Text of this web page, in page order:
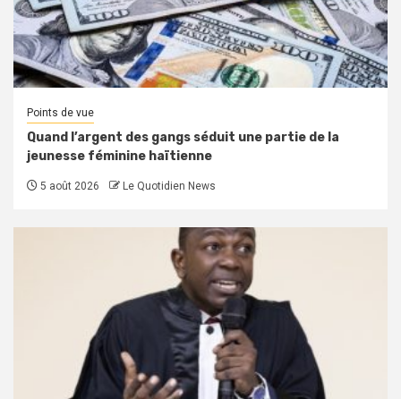
Points de vue
Quand l’argent des gangs séduit une partie de la
jeunesse féminine haïtienne
5 août 2026 Le Quotidien News